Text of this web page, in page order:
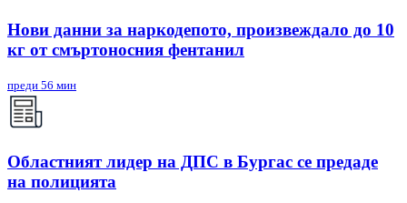
Нови данни за наркодепото, произвеждало до 10
кг от смъртоносния фентанил
преди 56 мин
Областният лидер на ДПС в Бургас се предаде
на полицията